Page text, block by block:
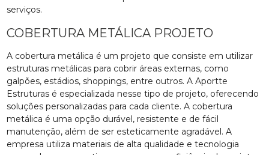
serviços.
COBERTURA METÁLICA PROJETO
A cobertura metálica é um projeto que consiste em utilizar
estruturas metálicas para cobrir áreas externas, como
galpões, estádios, shoppings, entre outros. A Aportte
Estruturas é especializada nesse tipo de projeto, oferecendo
soluções personalizadas para cada cliente. A cobertura
metálica é uma opção durável, resistente e de fácil
manutenção, além de ser esteticamente agradável. A
empresa utiliza materiais de alta qualidade e tecnologia